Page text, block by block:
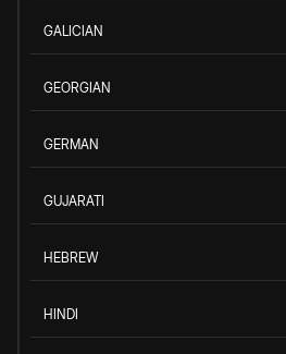
GALICIAN
GEORGIAN
GERMAN
GUJARATI
HEBREW
HINDI